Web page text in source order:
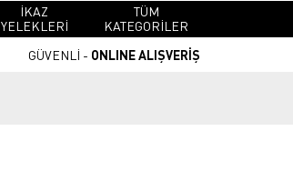
İKAZ
YELEKLERİ
TÜM
KATEGORİLER
GÜVENLİ - ONLINE ALIŞVERİŞ